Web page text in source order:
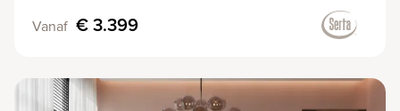
Vanaf € 3.399